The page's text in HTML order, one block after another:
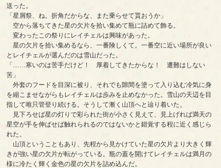
送った。
「星屑祭、ね。折角だからな、また乗らせて貰おうか」
空から落ちてきた星の欠片を拾い集めて瓶に詰めて飾る。
変わったこの祭りにレイチェルは興味があった。
星の欠片を拾い集めるなら、一番険しくて。一番空に近い場所が良い
とレイチェルが選んだのは雪山だった。
「……寒いのは苦手だけど！ 厚着してきたからな！ 遭難はしない
筈」
外套のフードを目深に被り、それでも隙間を塗って入り込む冷気に身
を縮こませながらもレイチェルは歩みを止めなかった。雪山の天辺を目
指して唯只管登り続ける。そうして漸く山頂へと辿り着いた。
見下ろせば星の灯りで彩られた街が小さく見えて、見上げれば満天の
星空が手を伸ばせば触れられるのではないかと錯覚する程に近く感じら
れた。
山頂ということもあり、先程から見かけていた星の欠片より大きく輝
きが強い星の欠片が転がっている。瓶の蓋を開けてレイチェルは満月の
様に冷たく輝く金色の星の欠片を詰め込んだ。